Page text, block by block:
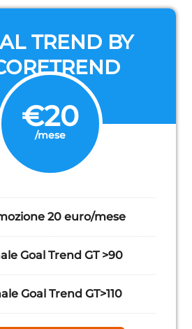
TREND BY
€20
/mese
20 euro/mese
Goal Trend GT >90
Goal Trend GT>110